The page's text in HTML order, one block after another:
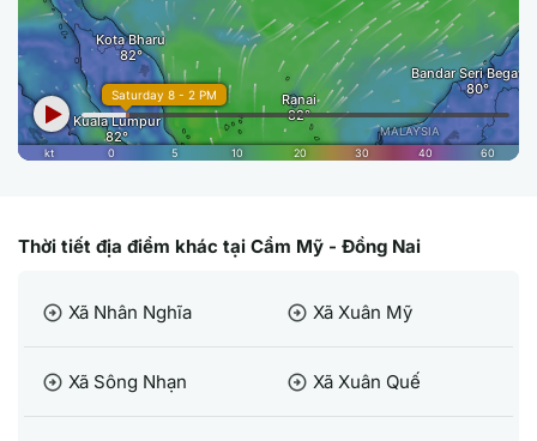
Thời tiết địa điểm khác tại Cẩm Mỹ - Đồng Nai
arrow_circle_right Xã Nhân Nghĩa arrow_circle_right Xã Xuân Mỹ
arrow_circle_right Xã Sông Nhạn arrow_circle_right Xã Xuân Quế